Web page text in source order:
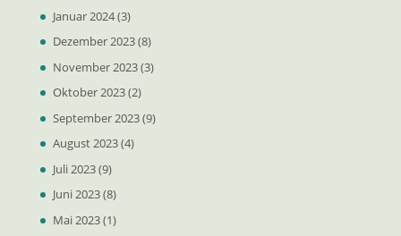
Januar 2024(3)
Dezember 2023(8)
November 2023(3)
Oktober 2023(2)
September 2023(9)
August 2023(4)
Juli 2023(9)
Juni 2023(8)
Mai 2023(1)